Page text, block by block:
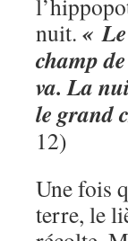
nuit. «
champ
va. La
le grand
12)
Une fois
terre, le